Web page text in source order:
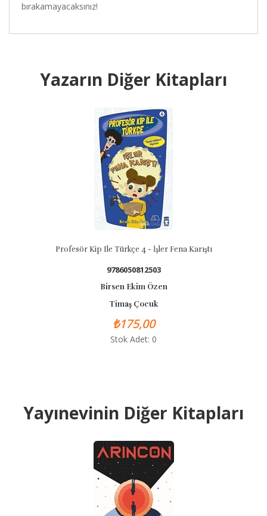
bırakamayacaksınız!
Yazarın Diğer Kitapları
Kip Ile Türkçe 4 - İşler Fena Karıştı Buz Devri Kıtalar
Yayınevinin Diğer Kitapları